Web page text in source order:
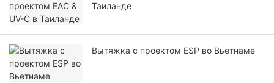
Таиланде
Вытяжка с проектом ESP во Вьетнаме